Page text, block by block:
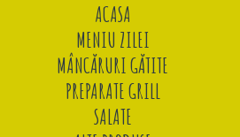
ACASA
MENIU ZILEI
MÂNCĂRURI GĂTITE
PREPARATE GRILL
SALATE